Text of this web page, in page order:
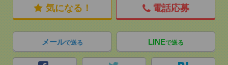
気になる！ 電話応募
メールで送る LINEで送る